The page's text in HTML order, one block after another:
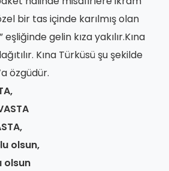
bir tas içinde karılmış olan
eşliğinde gelin kıza yakılır.Kına
Kına Türküsü şu şekilde
özgüdür.
olsun,
olsun